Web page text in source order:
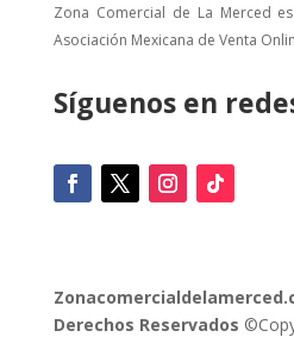
Zona Comercial de La Merced
Asociación Mexicana de Venta
Síguenos en
Derechos Reservados